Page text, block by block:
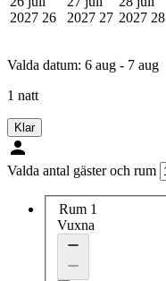
2027 26
2027 27 2027 28
Valda datum: 6 aug - 7 aug
1 natt
Klar
Valda antal gäster och rum
Rum 1
Vuxna